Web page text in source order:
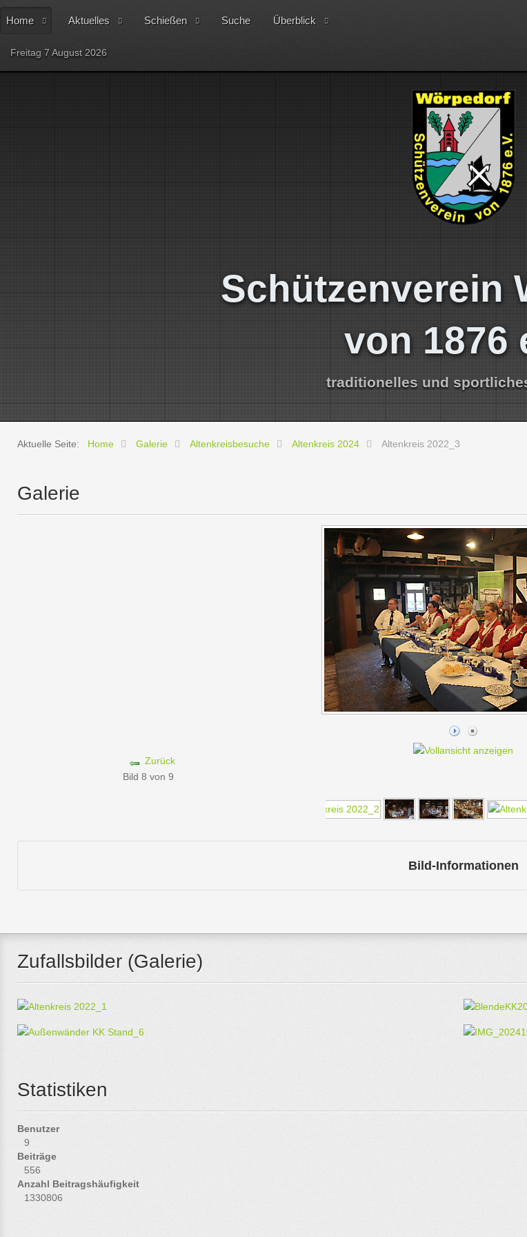
Home Aktuelles Schießen Suche Überblick
Freitag 7 August 2026
Schützenverein
von 1876
traditionelles und
Aktuelle Seite: Home Galerie Altenkreisbesuche Altenkreis 2024 Altenkreis 2022_3
Galerie
Zurück
Bild 8 von 9
Bild-Informationen
Zufallsbilder (Galerie)
Statistiken
Benutzer
9
Beiträge
556
Anzahl Beitragshäufigkeit
1330806